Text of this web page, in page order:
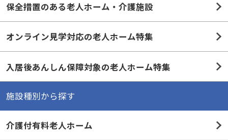
保全措置のある老人ホーム・介護施設
オンライン見学対応の老人ホーム特集
入居後あんしん保障対象の老人ホーム特集
施設種別から探す
介護付有料老人ホーム